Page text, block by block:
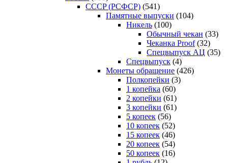
CCCP (РСФСР) (541)
Памятные выпуски (104)
Никель (100)
Обычный чекан (33)
Чеканка Proof(32)
Спецвыпуск АЦ (35)
Спецвыпуск (4)
Монеты обращение (426)
Полкопейки (3)
1 копейка (60)
2 копейки (61)
3 копейки (61)
5 копеек (56)
10 копеек (52)
15 копеек (46)
20 копеек (54)
50 копеек (16)